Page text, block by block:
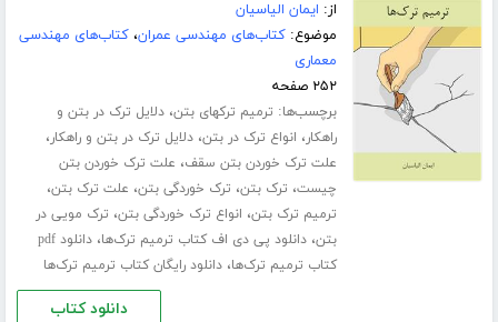
از: ایمان الیاسیان
موضوع:کتاب‌های مهندسی عمران،کتاب‌های مهندسی
معماری
۲۵۲ صفحه
برچسب‌ها: ترمیم ترکهای بتن،دلایل ترک در بتن و
راهکار، انواع ترک در بتن،دلایل ترک در بتن و راهکار،
علت ترک خوردن بتن سقف، علت ترک خوردن بتن
چیست، ترک بتن، ترک خوردگی بتن، علت ترک بتن،
ترمیم ترک بتن، انواع ترک خوردگی بتن، ترک مویی در
بتن،دانلود پی دی اف کتاب ترمیم ترک‌ها،
دانلود pdf
کتاب ترمیم ترک‌ها،دانلود رایگان کتاب ترمیم ترک‌ها
دانلود کتاب